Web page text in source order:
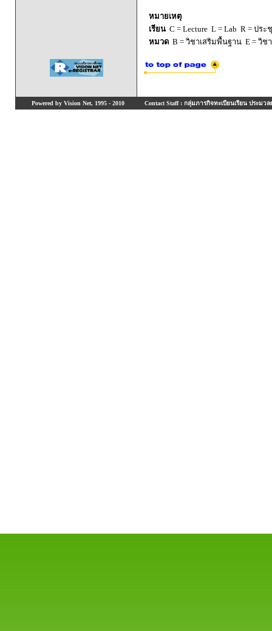
หมายเหตุ
เรียน C = Lecture L = Lab R = ประ
หมวด B = วิชาเสริมพื้นฐาน E = วิช
Powered by Vision Net, 1995 - 2010 Contact Staff : กลุ่มภารกิจทะเบียนเรียน ประมวล